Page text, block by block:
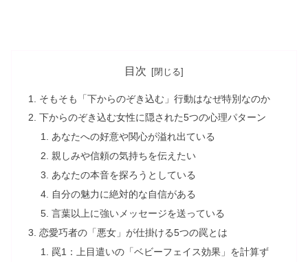
目次
そもそも「下からのぞき込む」行動はなぜ特別なのか
下からのぞき込む女性に隠された5つの心理パターン
あなたへの好意や関心が溢れ出ている
親しみや信頼の気持ちを伝えたい
あなたの本音を探ろうとしている
自分の魅力に絶対的な自信がある
言葉以上に強いメッセージを送っている
恋愛巧者の「悪女」が仕掛ける5つの罠とは
罠1：上目遣いの「ベビーフェイス効果」を計算ず